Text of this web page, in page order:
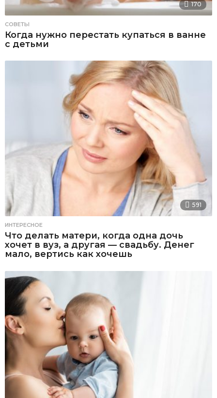
170
СОВЕТЫ
Когда нужно перестать купаться в ванне
с детьми
591
ИНТЕРЕСНОЕ
Что делать матери, когда одна дочь
хочет в вуз, а другая — свадьбу. Денег
мало, вертись как хочешь